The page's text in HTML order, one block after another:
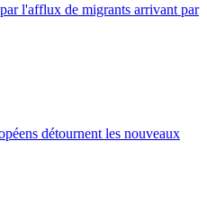
l'afflux de migrants arrivant par
détournent les nouveaux